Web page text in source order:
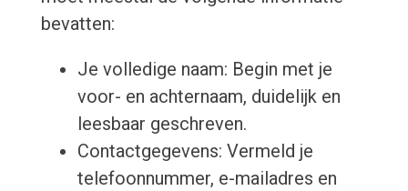
bevatten:
Je volledige naam: Begin met je
voor- en achternaam, duidelijk en
leesbaar geschreven.
Contactgegevens: Vermeld je
telefoonnummer, e-mailadres en